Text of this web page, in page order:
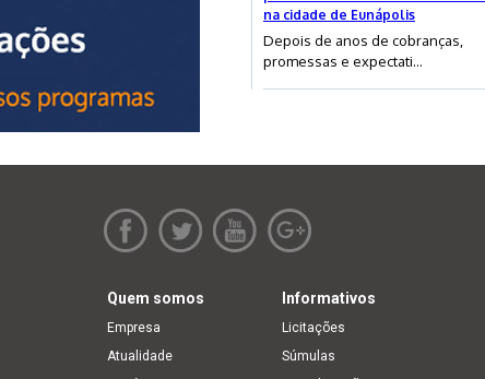
na cidade de Eunápolis
Depois de anos de cobranças,
promessas e expectati...
Quem somos
Empresa
Atualidade
Informativos
Licitações
Súmulas